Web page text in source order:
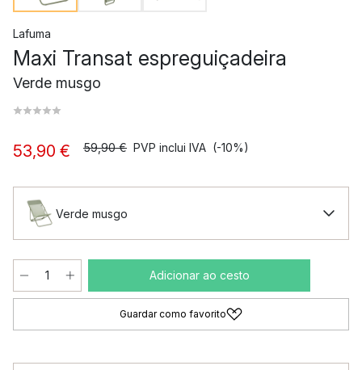
Lafuma
Maxi Transat espreguiçadeira
Verde musgo
53,90 € 59,90 € PVP inclui IVA (-10%)
Verde musgo
Adicionar ao cesto
Guardar como favorito